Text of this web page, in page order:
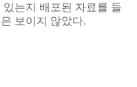
는지 배포된 자료를 들
보이지 않았다.